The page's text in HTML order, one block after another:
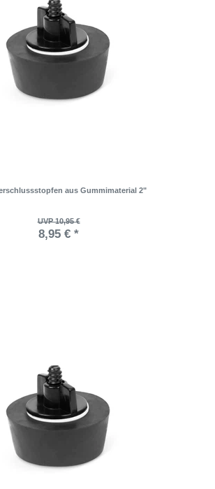
aus Gummimaterial 2"
UVP 10,95 €
8,95 € *